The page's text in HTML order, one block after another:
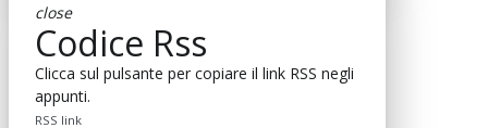
close
Codice Rss
Clicca sul pulsante per copiare il link RSS negli
appunti.
RSS link